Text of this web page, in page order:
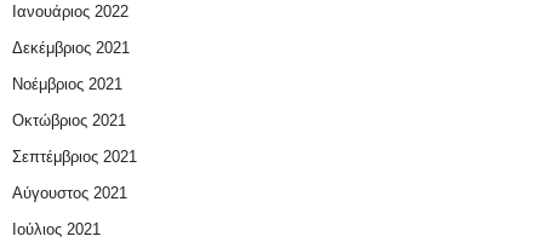
Ιανουάριος 2022
Δεκέμβριος 2021
Νοέμβριος 2021
Οκτώβριος 2021
Σεπτέμβριος 2021
Αύγουστος 2021
Ιούλιος 2021